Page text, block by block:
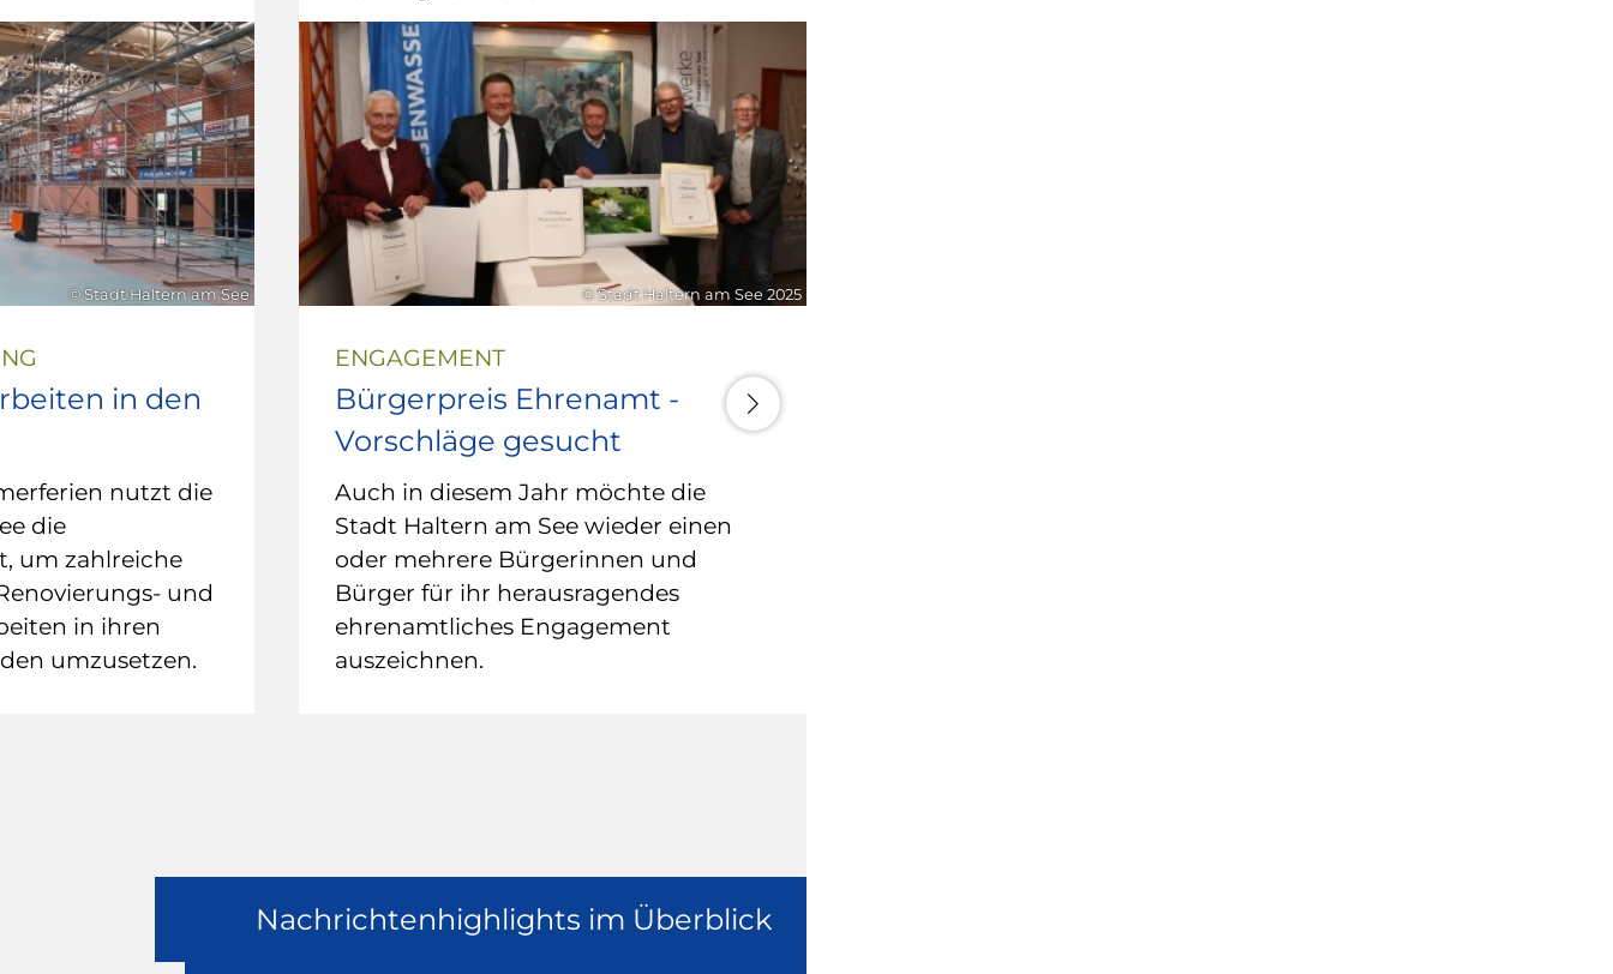
© Stadt Haltern am See
in den
nutzt die
die
um zahlreiche
und
in ihren
umzusetzen.
© Stadt Haltern am See 2025
ENGAGEMENT
Bürgerpreis Ehrenamt -
Vorschläge gesucht
Auch in diesem Jahr möchte die
Stadt Haltern am See wieder einen
oder mehrere Bürgerinnen und
Bürger für ihr herausragendes
ehrenamtliches Engagement
auszeichnen.
Nachrichtenhighlights im Überblick